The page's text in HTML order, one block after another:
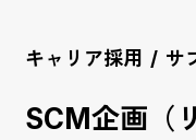
キャリア採用 / サ
SCM企画（